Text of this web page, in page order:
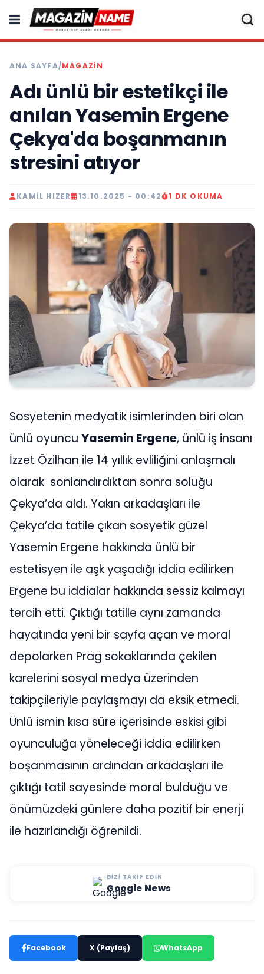
ANA SAYFA/MAGAZIN
Adı ünlü bir estetikçi ile
anılan Yasemin Ergene
Çekya'da boşanmanın
stresini atıyor
KAMIL HIZER 13.10.2025 - 00:42 1 DK OKUMA
Sosyetenin medyatik isimlerinden biri olan
ünlü oyuncu Yasemin Ergene, ünlü iş insanı
İzzet Özilhan ile 14 yıllık evliliğini anlaşmalı
olarak sonlandırdıktan sonra soluğu
Çekya’da aldı. Yakın arkadaşları ile
Çekya’da tatile çıkan sosyetik güzel
Yasemin Ergene hakkında ünlü bir
estetisyen ile aşk yaşadığı iddia edilirken
Ergene bu iddialar hakkında sessiz kalmayı
tercih etti. Çıktığı tatille aynı zamanda
hayatında yeni bir sayfa açan ve moral
depolarken Prag sokaklarında çekilen
karelerini sosyal medya üzerinden
takipçileriyle paylaşmayı da eksik etmedi.
Ünlü ismin kısa süre içerisinde eskisi gibi
oyunculuğa yöneleceği iddia edilirken
boşanmasının ardından arkadaşları ile
çıktığı tatil sayesinde moral bulduğu ve
önümüzdeki günlere daha pozitif bir enerji
ile hazırlandığı öğrenildi.
BIZI TAKIP EDIN
Google News
Facebook X (Paylaş) WhatsApp